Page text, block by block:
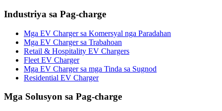
Industriya sa Pag-charge
Mga EV Charger sa Komersyal nga Paradahan
Mga EV Charger sa Trabahoan
Retail & Hospitality EV Chargers
Fleet EV Charger
Mga EV Charger sa mga Tinda sa Sugnod
Residential EV Charger
Mga Solusyon sa Pag-charge